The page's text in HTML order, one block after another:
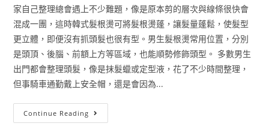
家自己整理總會遇上不少難題，像是原本剪的層次與線條很快會
混成一團，這時韓式髮根燙可將髮根燙蓬，讓髮量蓬鬆，使髮型
更立體，即便沒有抓頭髮也很有型。男生髮根燙常用位置，分別
是頭頂、後腦、前額上方等區域，也能順勢修飾頭型。 多數男生
出門都會整理頭髮，像是抹髮蠟或定型液，花了不少時間整理，
但事騎車通勤戴上安全帽，還是會因為...
Continue Reading